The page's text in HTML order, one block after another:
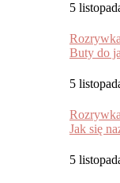
5
Rozrywka
Buty do
5
Rozrywka
Jak się
5